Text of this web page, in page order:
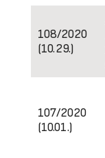
108/2020
(10.29.)
107/2020
(10.01.)